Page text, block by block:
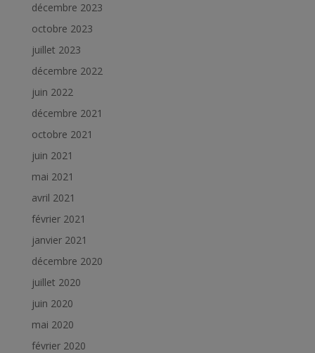
décembre 2023
octobre 2023
juillet 2023
décembre 2022
juin 2022
décembre 2021
octobre 2021
juin 2021
mai 2021
avril 2021
février 2021
janvier 2021
décembre 2020
juillet 2020
juin 2020
mai 2020
février 2020